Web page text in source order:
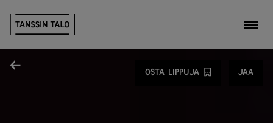
OSTA LIPPUJA JAA